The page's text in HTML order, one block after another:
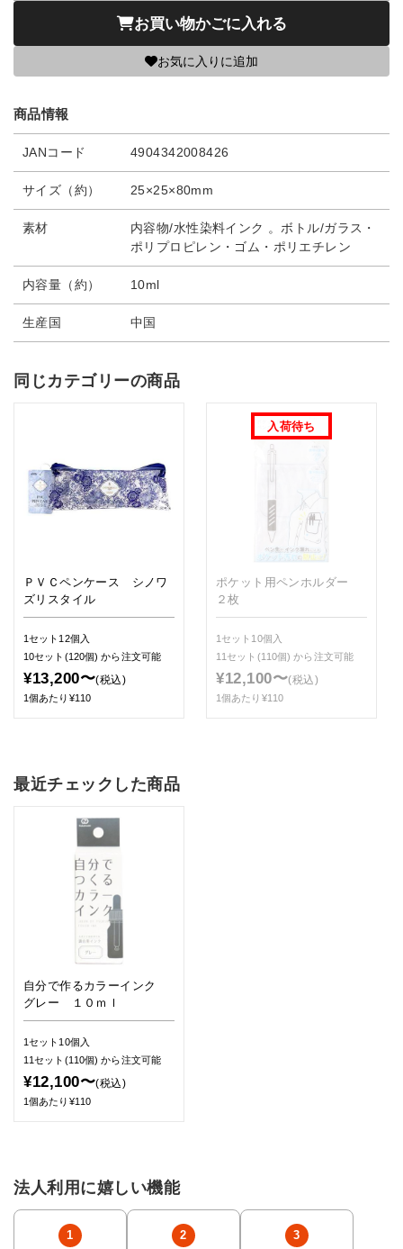
お買い物かごに入れる
お気に入りに追加
商品情報
JANコード 4904342008426
サイズ（約） 25×25×80mm
素材
内容物/水性染料インク 。ボトル/ガラス・
ポリプロピレン・ゴム・ポリエチレン
内容量（約） 10ml
生産国 中国
同じカテゴリーの商品
ＰＶＣペンケース シノワ
ズリスタイル
1セット12個入
10セット(120個)から注文可能
¥13,200〜(税込)
1個あたり¥110
ポケット用ペンホルダー
２枚
1セット10個入
11セット(110個)から注文可能
¥12,100〜(税込)
1個あたり¥110
最近チェックした商品
自分で作るカラーインク
グレー １０ｍｌ
1セット10個入
11セット(110個)から注文可能
¥12,100〜(税込)
1個あたり¥110
法人利用に嬉しい機能